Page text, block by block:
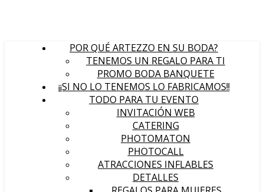
POR QUÉ ARTEZZO EN SU BODA?
TENEMOS UN REGALO PARA TI
PROMO BODA BANQUETE
¡¡SI NO LO TENEMOS LO FABRICAMOS!!
TODO PARA TU EVENTO
INVITACIÓN WEB
CATERING
PHOTOMATON
PHOTOCALL
ATRACCIONES INFLABLES
DETALLES